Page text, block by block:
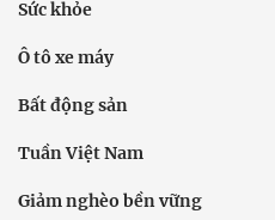
Sức khỏe
Ô tô xe máy
Bất động sản
Tuần Việt Nam
Giảm nghèo bền vững